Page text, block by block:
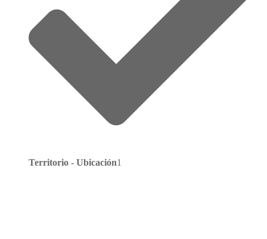
Territorio - Ubicación1